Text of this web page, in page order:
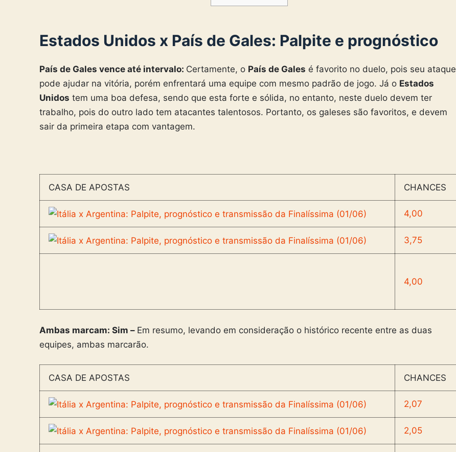
Estados Unidos x País de Gales: Palpite e prognóstico
País de Gales vence até intervalo: Certamente, o País de Gales é favorito no duelo, pois seu ataque
pode ajudar na vitória, porém enfrentará uma equipe com mesmo padrão de jogo. Já o Estados
Unidos tem uma boa defesa, sendo que esta forte e sólida, no entanto, neste duelo devem ter
trabalho, pois do outro lado tem atacantes talentosos. Portanto, os galeses são favoritos, e devem
sair da primeira etapa com vantagem.
CASA DE APOSTAS CHANCES
4,00
3,75
4,00
Ambas marcam: Sim – Em resumo, levando em consideração o histórico recente entre as duas
equipes, ambas marcarão.
CASA DE APOSTAS CHANCES
2,07
2,05